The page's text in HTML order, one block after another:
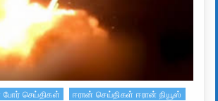
செய்திகள்
ஈரான் செய்திகள் ஈரான் நியூஸ்